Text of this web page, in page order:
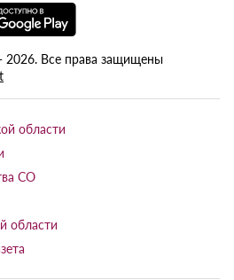
Все права защищены
области
СО
области